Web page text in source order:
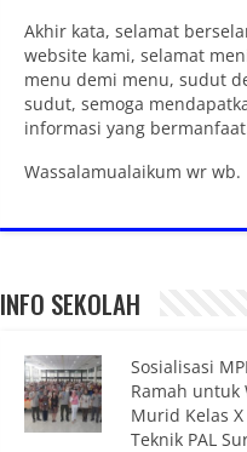
Akhir kata, selamat
website kami, selamat
menu demi menu, sudut
sudut, semoga
informasi yang
Wassalamualaikum wr wb.
INFO SEKOLAH
Sosialisasi
Ramah untuk
Murid Kelas X
Teknik PAL